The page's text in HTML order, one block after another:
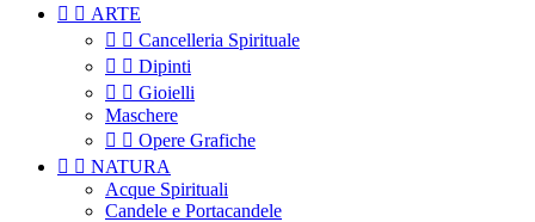
  ARTE
  Cancelleria Spirituale
  Dipinti
  Gioielli
Maschere
  Opere Grafiche
  NATURA
Acque Spirituali
Candele e Portacandele